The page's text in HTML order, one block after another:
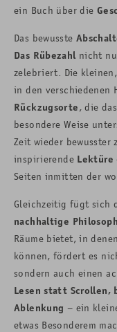
ein Buch über die
Das bewusste
Das Rübezahlnicht
zelebriert. Die
in den verschiedenen
Rückzugsorte, die
besondere Weise
Zeit wieder bewusster
inspirierende Lektüre
Seiten inmitten der
Gleichzeitig fügt sich
nachhaltige
Räume bietet, in
können, fördert es
sondern auch einen
Lesen statt Scrollen,
Ablenkung – ein
etwas Besonderem